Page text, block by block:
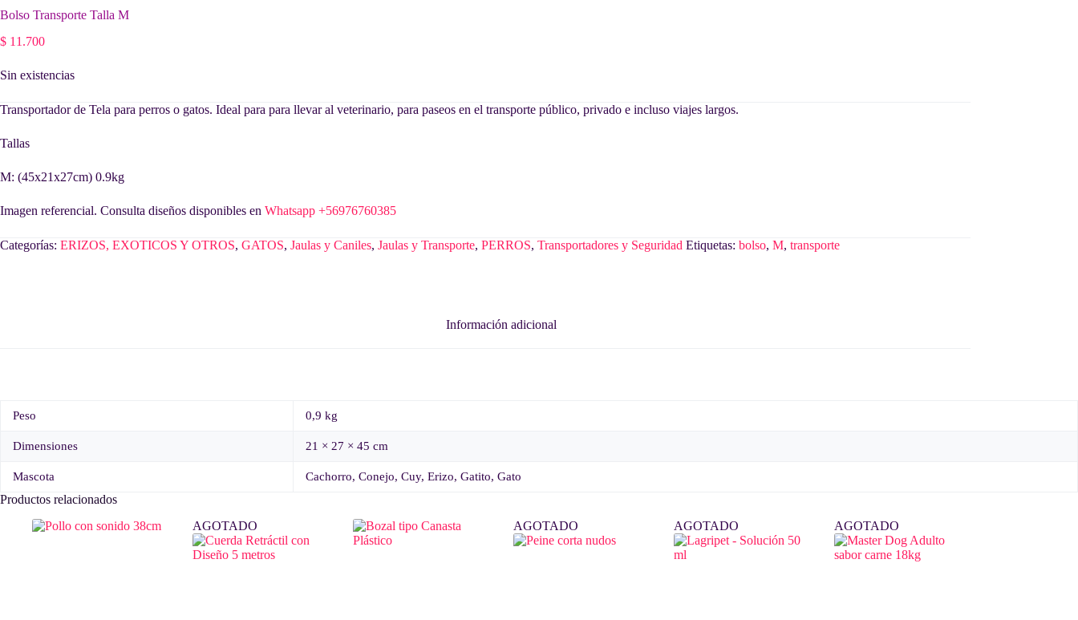
Bolso Transporte Talla M
$ 11.700
Sin existencias
Transportador de Tela para perros o gatos. Ideal para para llevar al veterinario, para paseos en el transporte público, privado e incluso viajes largos.
Tallas
M: (45x21x27cm) 0.9kg
Imagen referencial. Consulta diseños disponibles en Whatsapp +56976760385
Categorías: ERIZOS, EXOTICOS Y OTROS, GATOS, Jaulas y Caniles, Jaulas y Transporte, PERROS, Transportadores y Seguridad Etiquetas: bolso, M, transporte
Información adicional
Peso 0,9 kg
Dimensiones 21 × 27 × 45 cm
Mascota Cachorro, Conejo, Cuy, Erizo, Gatito, Gato
Productos relacionados
AGOTADO
AGOTADO AGOTADO AGOTADO